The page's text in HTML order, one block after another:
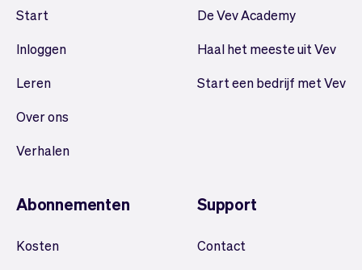
Marketing
Bezorging
Start
Inloggen
Leren
Over ons
Verhalen
De Vev Academy
Haal het meeste uit Vev
Start een bedrijf met Vev
Abonnementen
Kosten
Support
Contact